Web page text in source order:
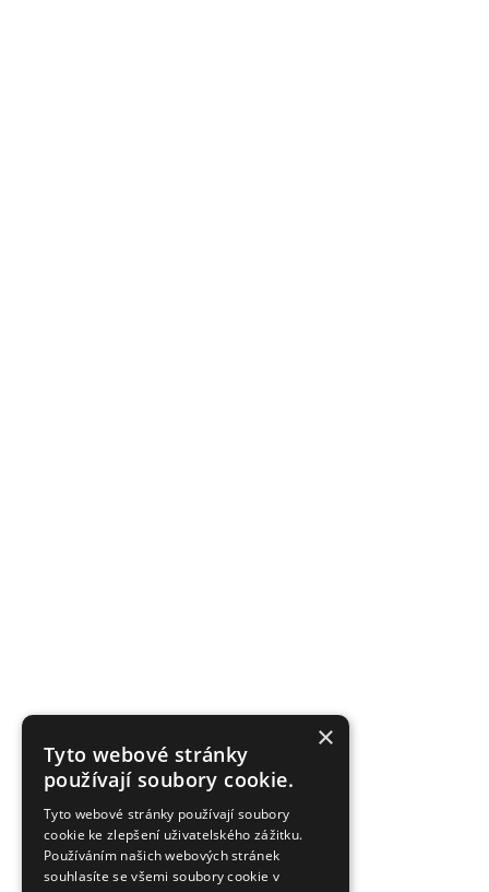
×
Tyto webové stránky
používají soubory cookie.
Tyto webové stránky používají soubory
cookie ke zlepšení uživatelského zážitku.
Používáním našich webových stránek
souhlasíte se všemi soubory cookie v